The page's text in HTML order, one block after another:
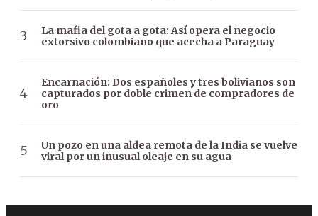
La mafia del gota a gota: Así opera el negocio
extorsivo colombiano que acecha a Paraguay
Encarnación: Dos españoles y tres bolivianos son
capturados por doble crimen de compradores de
oro
Un pozo en una aldea remota de la India se vuelve
viral por un inusual oleaje en su agua